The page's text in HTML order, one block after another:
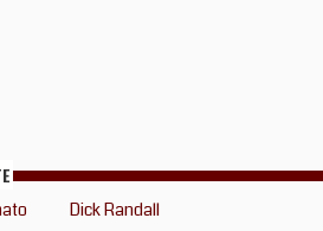
Dick Randall